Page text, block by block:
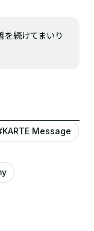
を続けてまいり
Message